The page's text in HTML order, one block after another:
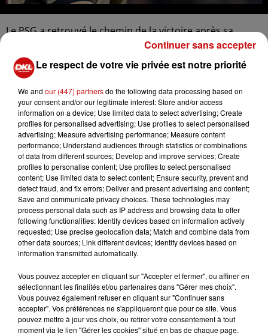
Le PSG a retrouvé le chemin de la victoire après sa
défaite contre Toulouse. En l'absence de plusieurs
titulaires, dont Kylian Mbappé et Ousmane Dembélé, le
club parisien a remporté une courte victoire contre Nice
(2-1) lors du match en retard de la 32e journée de Ligue
1. Bradley Barcola a été l'un des grands artisans de ce
succès, contribuant aux deux buts parisiens. Sa
performance remarquée pourrait lui valoir une place
dans la liste de l'équipe de France pour l'Euro 2024.
Malgré la réduction de l'écart par Mohamed-Ali Cho, les
Niçois n'ont pas réussi à égaliser malgré plusieurs
occasions et ont même fini le match à 10 après
l'exclusion de Melvin Bard. Avec cette défaite, Nice voit
s'éloigner ses chances de qualification pour la Ligue des
champions, mais est assuré de terminer à la 5e place, ce
qui lui garantit une participation à la Ligue Europa.
Le respect de votre vie privée est notre priorité
We and our (447) partnersdo the following data processing based on
your consent and/or our legitimate interest: Store and/or access
information on a device; Use limited data to select advertising; Create
profiles for personalised advertising; Use profiles to select personalised
advertising; Measure advertising performance; Measure content
performance; Understand audiences through statistics or combinations
of data from different sources; Develop and improve services; Create
profiles to personalise content; Use profiles to select personalised
content; Use limited data to select content; Ensure security, prevent and
detect fraud, and fix errors; Deliver and present advertising and content;
Save and communicate privacy choices. These technologies may
process personal data such as IP address and browsing data to offer
following functionalities: Identify devices based on information actively
requested; Use precise geolocation data; Match and combine data from
other data sources; Link different devices; Identify devices based on
information transmitted automatically.
Vous pouvez accepter en cliquant sur "Accepter et fermer", ou affiner en
sélectionnant les finalités et/ou partenaires dans "Gérer mes choix".
Vous pouvez également refuser en cliquant sur "Continuer sans
accepter". Vos préférences ne s'appliqueront que pour ce site. Vous
pouvez mettre à jour vos choix, ou retirer votre consentement à tout
moment via le lien "Gérer les cookies" situé en bas de chaque page.
Continuer sans accepter